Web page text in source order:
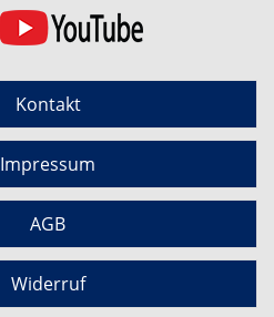
Kontakt
Impressum
AGB
Widerruf